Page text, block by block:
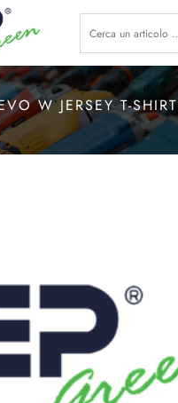
W JERSEY T-SHIRT